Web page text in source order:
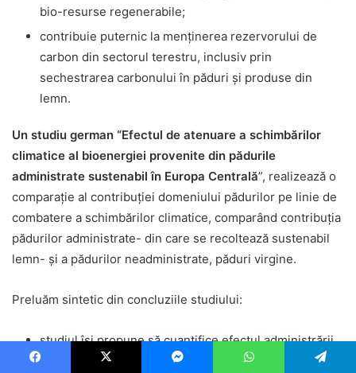
bio-resurse regenerabile;
contribuie puternic la menținerea rezervorului de
carbon din sectorul terestru, inclusiv prin
sechestrarea carbonului în păduri și produse din
lemn.
Un studiu german “Efectul de atenuare a schimbărilor
climatice al bioenergiei provenite din pădurile
administrate sustenabil în Europa Centrală”, realizează o
comparație al contribuției domeniului pădurilor pe linie de
combatere a schimbărilor climatice, comparând contribuția
pădurilor administrate- din care se recoltează sustenabil
lemn- și a pădurilor neadministrate, păduri virgine.
Preluăm sintetic din concluziile studiului:
studiul își propune să cuantifice efectul administrării
durabile a pădurilor din Europa Centrală asupra